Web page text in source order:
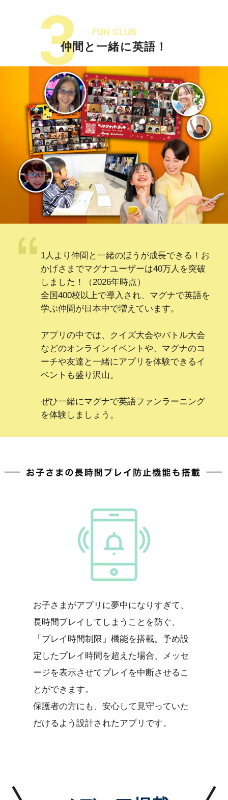
3 FUN CLUB
仲間と一緒に英語！
1人より仲間と一緒のほうが成長できる！ お
かげさまでマグナユーザーは40万人を突破
しました！（2026年時点）
全国400校以上で導入され、マグナで英語を
学ぶ仲間が日本中で増えています。
アプリの中では、クイズ大会やバトル大会
などのオンラインイベントや、マグナのコ
ーチや友達と一緒にアプリを体験できるイ
ベントも盛り沢山。
ぜひ一緒にマグナで英語ファンラーニング
を体験しましょう。
お子さまがアプリに夢中になりすぎて、
長時間プレイしてしまうことを防ぐ、
「プレイ時間制限」機能を搭載。予め設
定したプレイ時間を超えた場合、メッセ
ージを表示させてプレイを中断させるこ
とができます。
保護者の方にも、安心して見守っていた
だけるよう設計されたアプリです。